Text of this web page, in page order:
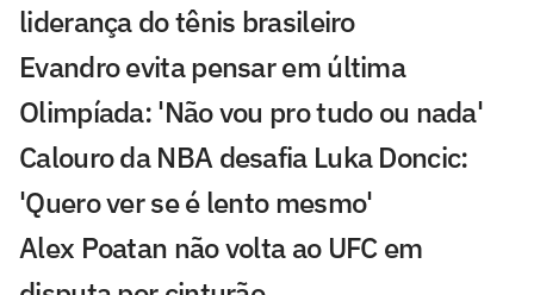
liderança do tênis brasileiro
Evandro evita pensar em última
Olimpíada: 'Não vou pro tudo ou nada'
Calouro da NBA desafia Luka Doncic:
'Quero ver se é lento mesmo'
Alex Poatan não volta ao UFC em